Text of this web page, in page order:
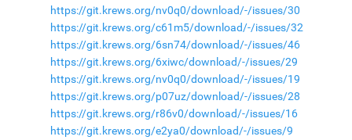
https://git.krews.org/nv0q0/download/-/issues/30
https://git.krews.org/c61m5/download/-/issues/32
https://git.krews.org/6sn74/download/-/issues/46
https://git.krews.org/6xiwc/download/-/issues/29
https://git.krews.org/nv0q0/download/-/issues/19
https://git.krews.org/p07uz/download/-/issues/28
https://git.krews.org/r86v0/download/-/issues/16
https://git.krews.org/e2ya0/download/-/issues/9